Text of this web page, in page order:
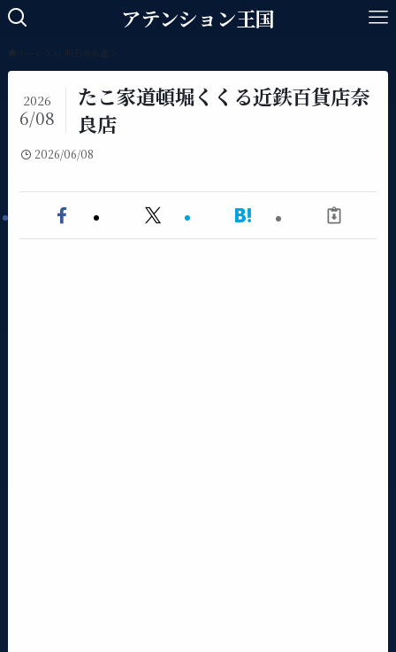
アテンション王国
たこ家道頓堀くくる近鉄百貨店奈
良店
2026
6/08
2026/06/08